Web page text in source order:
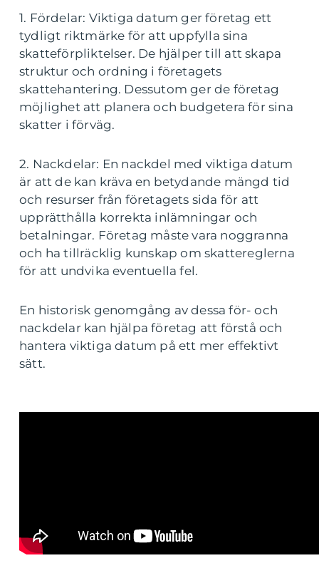
1. Fördelar: Viktiga datum ger företag ett
tydligt riktmärke för att uppfylla sina
skatteförpliktelser. De hjälper till att skapa
struktur och ordning i företagets
skattehantering. Dessutom ger de företag
möjlighet att planera och budgetera för sina
skatter i förväg.
2. Nackdelar: En nackdel med viktiga datum
är att de kan kräva en betydande mängd tid
och resurser från företagets sida för att
upprätthålla korrekta inlämningar och
betalningar. Företag måste vara noggranna
och ha tillräcklig kunskap om skattereglerna
för att undvika eventuella fel.
En historisk genomgång av dessa för- och
nackdelar kan hjälpa företag att förstå och
hantera viktiga datum på ett mer effektivt
sätt.